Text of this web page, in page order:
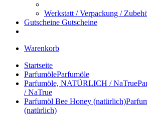
Werkstatt / Verpackung /
Gutscheine Gutscheine
Warenkorb
Startseite
ParfumöleParfumöle
Parfumöle, NATÜRLICH / NaTrue
/ NaTrue
Parfumöl Bee Honey (natürlich)
(natürlich)